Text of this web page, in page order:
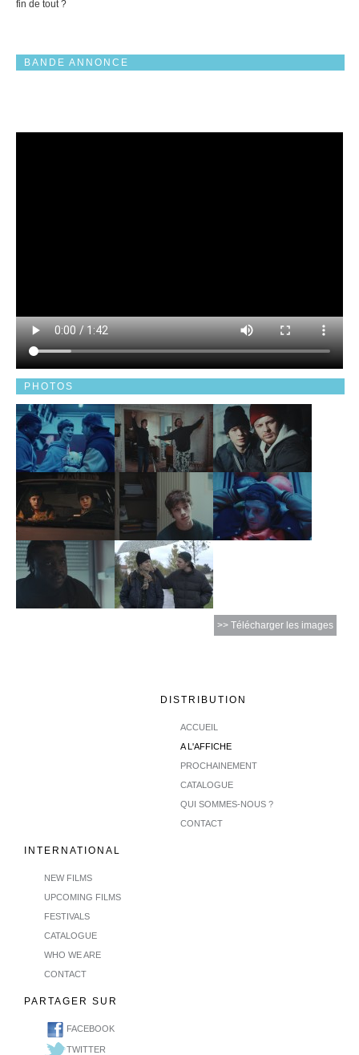
fin de tout ?
BANDE ANNONCE
PHOTOS
>> Télécharger les images
DISTRIBUTION
ACCUEIL
A L'AFFICHE
PROCHAINEMENT
CATALOGUE
QUI SOMMES-NOUS ?
CONTACT
INTERNATIONAL
NEW FILMS
UPCOMING FILMS
FESTIVALS
CATALOGUE
WHO WE ARE
CONTACT
PARTAGER SUR
FACEBOOK
TWITTER